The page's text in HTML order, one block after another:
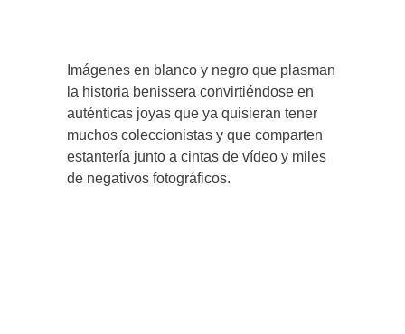
Imágenes en blanco y negro que plasman
la historia benissera convirtiéndose en
auténticas joyas que ya quisieran tener
muchos coleccionistas y que comparten
estantería junto a cintas de vídeo y miles
de negativos fotográficos.